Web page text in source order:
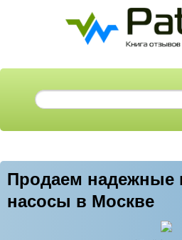
Продаем надежные
насосы в Москве